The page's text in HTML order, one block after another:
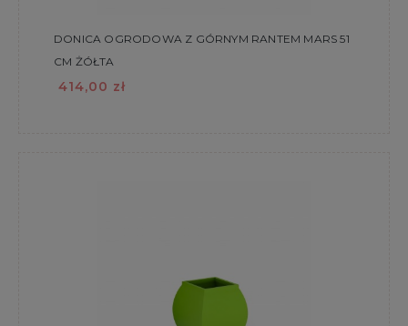
DONICA OGRODOWA Z GÓRNYM RANTEM MARS 51
CM ŻÓŁTA
414,00 zł